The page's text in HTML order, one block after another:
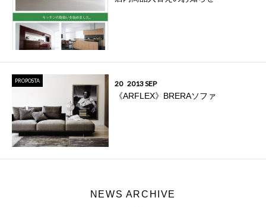
PROPOSTA 20 2013 SEP
《ARFLEX》BRERAソファ
NEWS ARCHIVE